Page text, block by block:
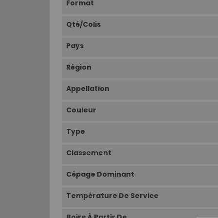
Format
Qté/Colis
Pays
Région
Appellation
Couleur
Type
Classement
Cépage Dominant
Température De Service